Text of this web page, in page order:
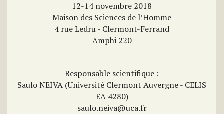
12-14 novembre 2018
Maison des Sciences de l’Homme
4 rue Ledru - Clermont-Ferrand
Amphi 220
Responsable scientifique :
Saulo NEIVA (Université Clermont Auvergne - CELIS
EA 4280)
saulo.neiva@uca.fr